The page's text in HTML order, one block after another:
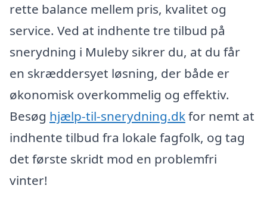
rette balance mellem pris, kvalitet og
service. Ved at indhente tre tilbud på
snerydning i Muleby sikrer du, at du får
en skræddersyet løsning, der både er
økonomisk overkommelig og effektiv.
Besøg hjælp-til-snerydning.dkfor nemt at
indhente tilbud fra lokale fagfolk, og tag
det første skridt mod en problemfri
vinter!